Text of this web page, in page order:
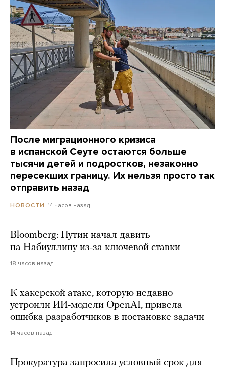
После миграционного кризиса
в испанской Сеуте остаются больше
тысячи детей и подростков, незаконно
пересекших границу. Их нельзя просто так
отправить назад
НОВОСТИ 14 часов назад
Bloomberg: Путин начал давить
на Набиуллину из-за ключевой ставки
18 часов назад
К хакерской атаке, которую недавно
устроили ИИ-модели OpenAI, привела
ошибка разработчиков в постановке задачи
14 часов назад
Прокуратура запросила условный срок для